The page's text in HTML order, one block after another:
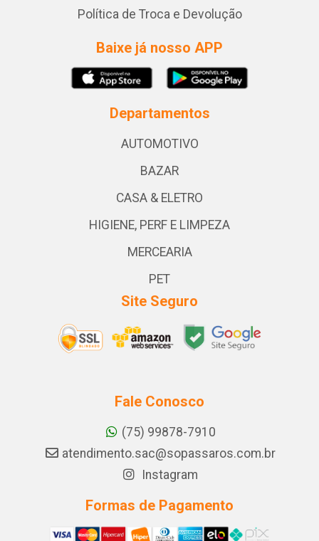
Política de Troca e Devolução
Baixe já nosso APP
Departamentos
AUTOMOTIVO
BAZAR
CASA & ELETRO
HIGIENE, PERF E LIMPEZA
MERCEARIA
PET
Site Seguro
Fale Conosco
(75) 99878-7910
atendimento.sac@sopassaros.com.br
Instagram
Formas de Pagamento